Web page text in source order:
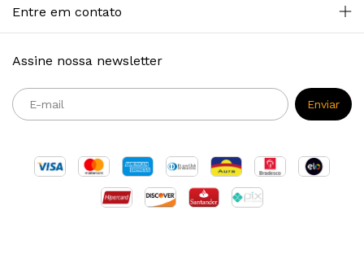
Entre em contato
Assine nossa newsletter